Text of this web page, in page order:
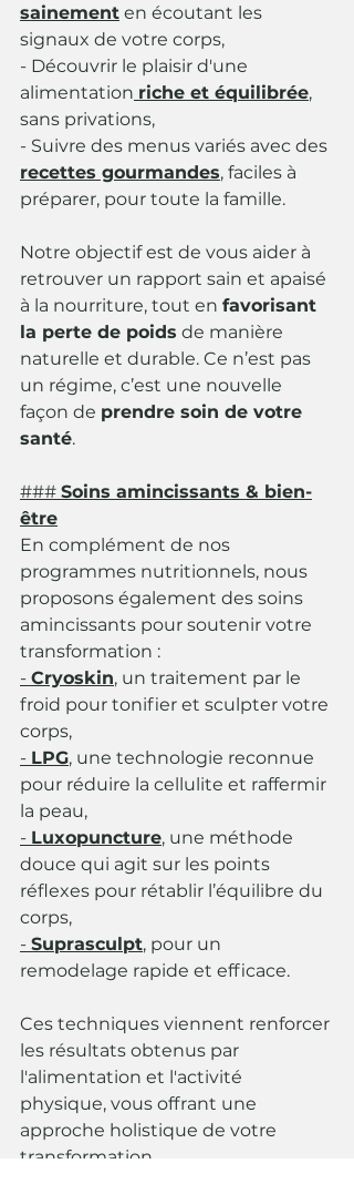
sainement en écoutant les
signaux de votre corps,
- Découvrir le plaisir d'une
alimentation riche et équilibrée,
sans privations,
- Suivre des menus variés avec des
recettes gourmandes, faciles à
préparer, pour toute la famille.
Notre objectif est de vous aider à
retrouver un rapport sain et apaisé
à la nourriture, tout en favorisant
la perte de poids de manière
naturelle et durable. Ce n’est pas
un régime, c’est une nouvelle
façon de prendre soin de votre
santé.
### Soins amincissants & bien-
être
En complément de nos
programmes nutritionnels, nous
proposons également des soins
amincissants pour soutenir votre
transformation :
- Cryoskin, un traitement par le
froid pour tonifier et sculpter votre
corps,
- LPG, une technologie reconnue
pour réduire la cellulite et raffermir
la peau,
- Luxopuncture, une méthode
douce qui agit sur les points
réflexes pour rétablir l’équilibre du
corps,
- Suprasculpt, pour un
remodelage rapide et efficace.
Ces techniques viennent renforcer
les résultats obtenus par
l'alimentation et l'activité
physique, vous offrant une
approche holistique de votre
transformation.